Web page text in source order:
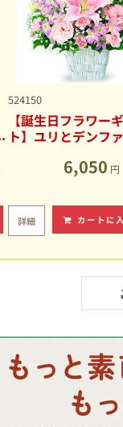
524150
【誕生日フラワー
ト】ユリとデンフ
6,050 円
詳細 カートに